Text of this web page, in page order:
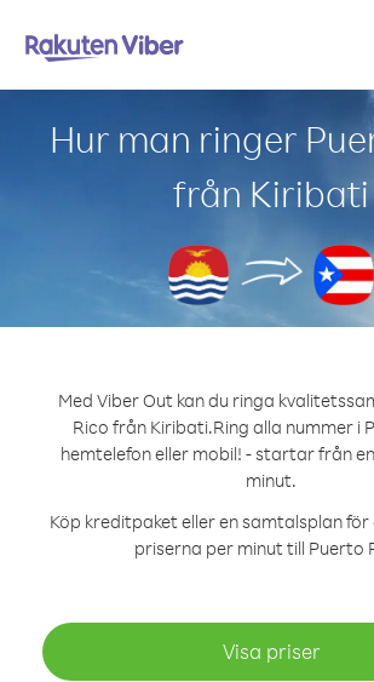
Hur man ringer
från Kiribati
Med Viber Out kan du ringa
Rico från Kiribati.Ring alla nummer i
hemtelefon eller mobil! - startar från
minut.
Köp kreditpaket eller en samtalsplan
priserna per minut till Puerto
Visa priser